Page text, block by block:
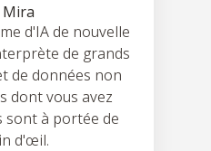
d'IA de nouvelle
de grands
de données non
dont vous avez
sont à portée de
d'œil.